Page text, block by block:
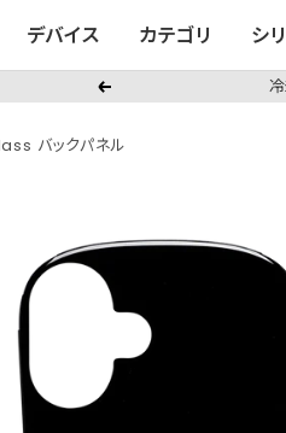
デバイス カテゴリ シ
戻
バックパネル